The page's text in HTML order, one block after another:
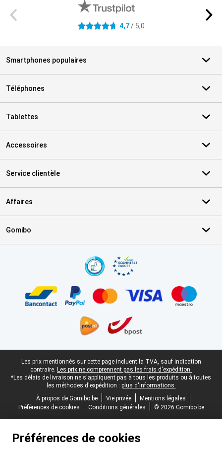
4.7 étoiles 4,7/ 5,0
Smartphones populaires
Téléphones
Tablettes
Accessoires
Service clientèle
Affaires
Gomibo
Pied-de-page légal
Les prix mentionnés sur cette page incluent la TVA, sauf indication
contraire. Les prix ne comprennent pas les frais d'expédition.
*Les délais de livraison ne s'appliquent pas à tous les produits ou à toutes
les méthodes d'expédition : plus d'informations.
À propos de Gomibo.be
Vie privée
Mentions légales
Préférences de cookies
Conditions générales © 2026 Gomibo.be
Préférences de cookies